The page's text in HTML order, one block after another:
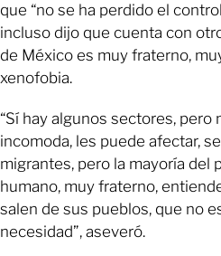
que “no se ha perdido el
incluso dijo que cuenta con
de México es muy fraterno,
xenofobia.
“Sí hay algunos sectores,
incomoda, les puede afectar,
migrantes, pero la mayoría del
humano, muy fraterno,
salen de sus pueblos, que no
necesidad”, aseveró.